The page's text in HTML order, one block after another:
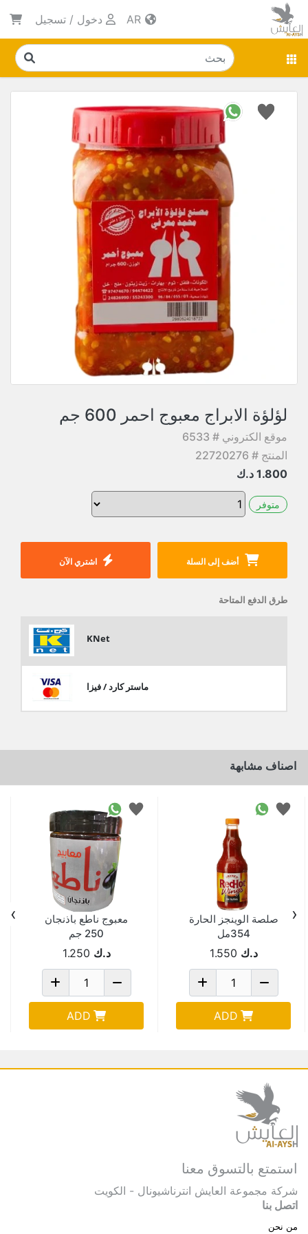
دخول / تسجيل
لؤلؤة الابراج معبوج احمر 600 جم
موقع الكتروني # 6533
المنتج # 22720276
1.800 د.ك
متوفر
أضف إلى السلة اشتري الآن
طرق الدفع المتاحة
KNet
ماستر كارد / فيزا
اصناف مشابهة
صلصة الوينجز الحارة
354مل
د.ك 1.550
ADD
معبوج ناطع باذنجان
250 جم
د.ك 1.250
ADD
‹
›
استمتع بالتسوق معنا
شركة مجموعة العايش انترناشيونال - الكويت
اتصل بنا
من نحن